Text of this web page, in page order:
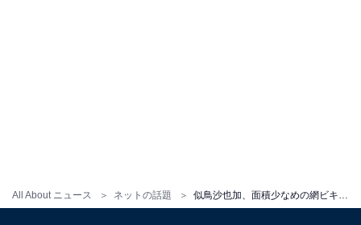
All About ニュース ネットの話題